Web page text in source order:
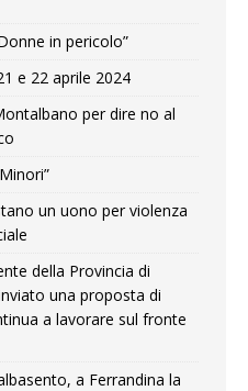
in pericolo”
e 22 aprile 2024
per dire no al
un uono per violenza
della Provincia di
una proposta di
a lavorare sul fronte
a Ferrandina la